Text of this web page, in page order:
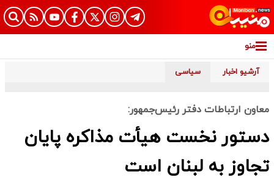
منو
آرشیو اخبار سیاسی
معاون ارتباطات دفتر رئیس‌جمهور:
دستور نخست هیأت مذاکره پایان
تجاوز به لبنان است